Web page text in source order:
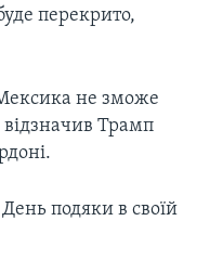
перекрито,
не зможе
Трамп
подяки в своїй